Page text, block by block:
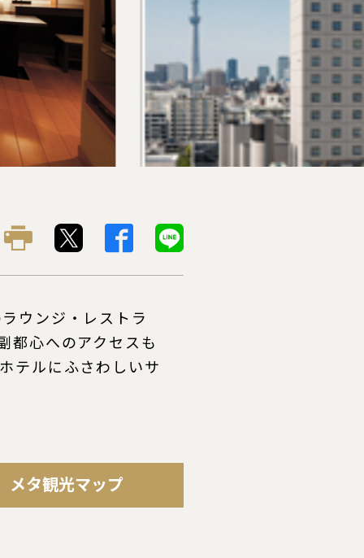
ウンジ・レストラ
都心へのアクセスも
テルにふさわしいサ
メタ観光マップ